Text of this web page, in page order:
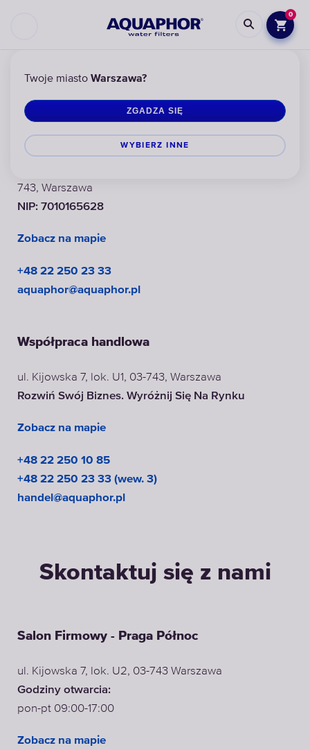
Twoje miasto Warszawa?
ZGADZA SIĘ
WYBIERZ INNЕ
0
Biuro
Biuro Aquaphor Poland
743, Warszawa
NIP: 7010165628
Zobacz na mapie
+48 22 250 23 33
aquaphor@aquaphor.pl
Współpraca handlowa
ul. Kijowska 7, lok. U1, 03-743, Warszawa
Rozwiń Swój Biznes. Wyróżnij Się Na Rynku
Zobacz na mapie
+48 22 250 10 85
+48 22 250 23 33 (wew. 3)
handel@aquaphor.pl
Skontaktuj się z nami
Salon Firmowy - Praga Północ
ul. Kijowska 7, lok. U2, 03-743 Warszawa
Godziny otwarcia:
pon-pt 09:00-17:00
Zobacz na mapie